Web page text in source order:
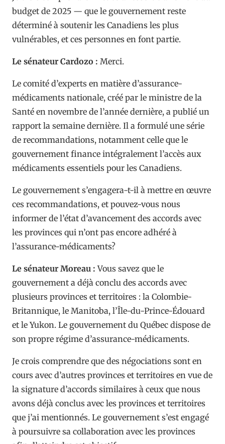
budget de 2025 — que le gouvernement reste
déterminé à soutenir les Canadiens les plus
vulnérables, et ces personnes en font partie.
Le sénateur Cardozo : Merci.
Le comité d’experts en matière d’assurance-
médicaments nationale, créé par le ministre de la
Santé en novembre de l’année dernière, a publié un
rapport la semaine dernière. Il a formulé une série
de recommandations, notamment celle que le
gouvernement finance intégralement l’accès aux
médicaments essentiels pour les Canadiens.
Le gouvernement s’engagera-t-il à mettre en œuvre
ces recommandations, et pouvez-vous nous
informer de l’état d’avancement des accords avec
les provinces qui n’ont pas encore adhéré à
l’assurance-médicaments?
Le sénateur Moreau : Vous savez que le
gouvernement a déjà conclu des accords avec
plusieurs provinces et territoires : la Colombie-
Britannique, le Manitoba, l’Île-du-Prince-Édouard
et le Yukon. Le gouvernement du Québec dispose de
son propre régime d’assurance-médicaments.
Je crois comprendre que des négociations sont en
cours avec d’autres provinces et territoires en vue de
la signature d’accords similaires à ceux que nous
avons déjà conclus avec les provinces et territoires
que j’ai mentionnés. Le gouvernement s’est engagé
à poursuivre sa collaboration avec les provinces